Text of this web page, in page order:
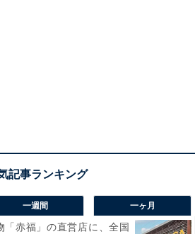
一週間 一ヶ月
「赤福」の直営店に、全国